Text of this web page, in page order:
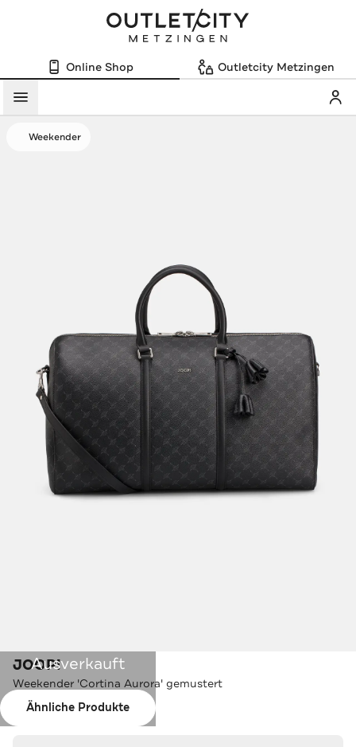
Online Shop Outletcity Metzingen
Menü
Weekender
Ausverkauft
Ähnliche Produkte
JOOP!
Weekender 'Cortina Aurora' gemustert
Farbe:schwarz-grau